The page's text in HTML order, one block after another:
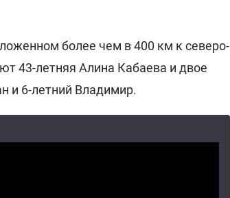
более чем в 400 км к северо-
43-летняя Алина Кабаева и двое
и 6-летний Владимир.